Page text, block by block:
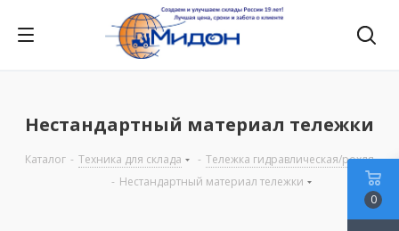
Нестандартный материал тележки
Каталог - Техника для склада - Тележка гидравлическая/рохля
- Нестандартный материал тележки
0